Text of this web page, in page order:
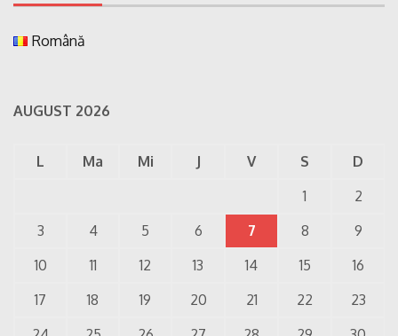
Română
AUGUST 2026
L Ma Mi J V S
D
1
2
3
4 5 6 7 8
9
10
11 12 13 14 15
16
17
18 19 20 21 22
23